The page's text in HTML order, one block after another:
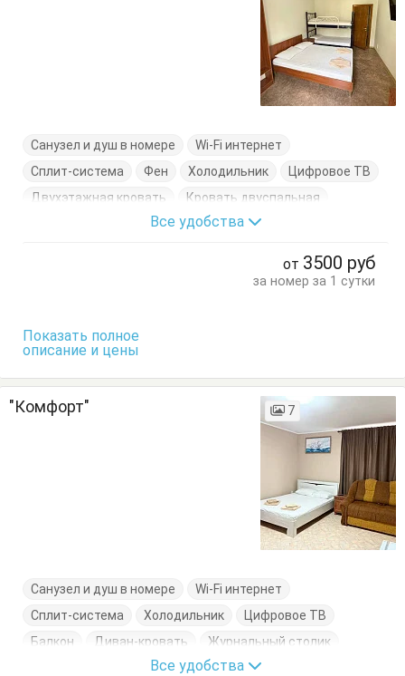
Санузел и душ в номере
Wi-Fi интернет
Сплит-система
Фен Холодильник
Цифровое ТВ
Двухэтажная кровать
Кровать двуспальная
Кровать односпальная
Стол Стулья
Все удобства
от 3500 руб
за номер за 1 сутки
Показать полное
описание и цены
"Комфорт" 7
Санузел и душ в номере
Wi-Fi интернет
Сплит-система
Холодильник
Цифровое ТВ
Балкон
Диван-кровать
Журнальный столик
Кровать односпальная
Стол Стулья
Все удобства